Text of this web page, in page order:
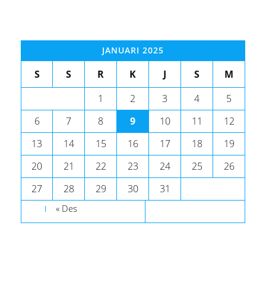
JANUARI 2025
S S R K J S
M
1
2 3 4
5
6
7 8 9 10 11
12
13
14 15 16 17 18
19
20
21 22 23 24 25
26
27
28 29 30 31
« Des